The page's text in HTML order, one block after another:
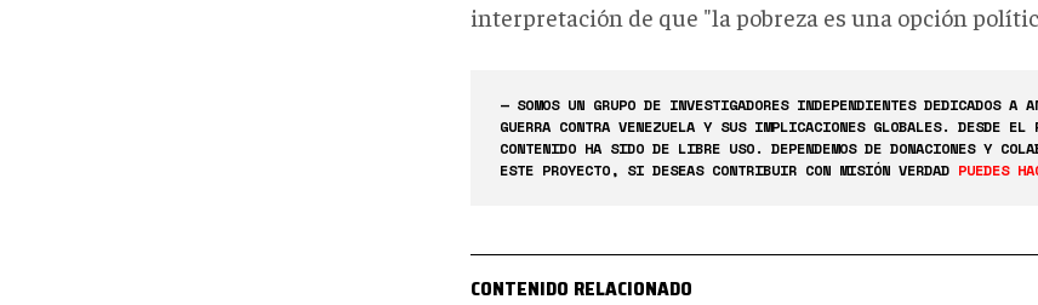
interpretación de que "la pobreza es una opción
— SOMOS UN GRUPO DE INVESTIGADORES INDEPENDIENTES DEDICADOS A
GUERRA CONTRA VENEZUELA Y SUS IMPLICACIONES GLOBALES. DESDE EL
CONTENIDO HA SIDO DE LIBRE USO. DEPENDEMOS DE DONACIONES Y
ESTE PROYECTO, SI DESEAS CONTRIBUIR CON MISIÓN VERDAD PUEDES
CONTENIDO RELACIONADO